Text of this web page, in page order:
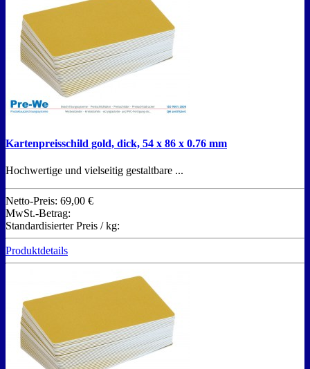
Kartenpreisschild gold, dick, 54 x 86 x 0.76 mm
Hochwertige und vielseitig gestaltbare ...
Netto-Preis: 69,00 €
MwSt.-Betrag:
Standardisierter Preis / kg:
Produktdetails